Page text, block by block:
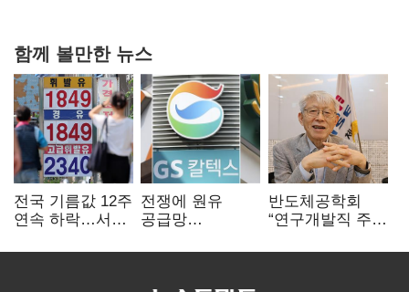
함께 볼만한 뉴스
전국 기름값 12주
연속 하락…서울
전쟁에 원유
공급망
정유, 에너지안보
반도체공학회
“연구개발직 주
개선해야”